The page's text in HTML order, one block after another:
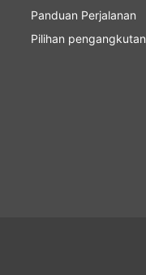
Panduan Perjalanan
Pilihan pengangkutan